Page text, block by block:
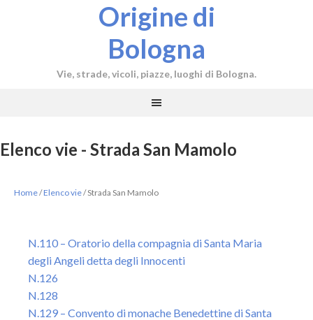
Origine di
Bologna
Vie, strade, vicoli, piazze, luoghi di Bologna.
Elenco vie - Strada San Mamolo
Home/Elenco vie/Strada San Mamolo
N.110 – Oratorio della compagnia di Santa Maria
degli Angeli detta degli Innocenti
N.126
N.128
N.129 – Convento di monache Benedettine di Santa